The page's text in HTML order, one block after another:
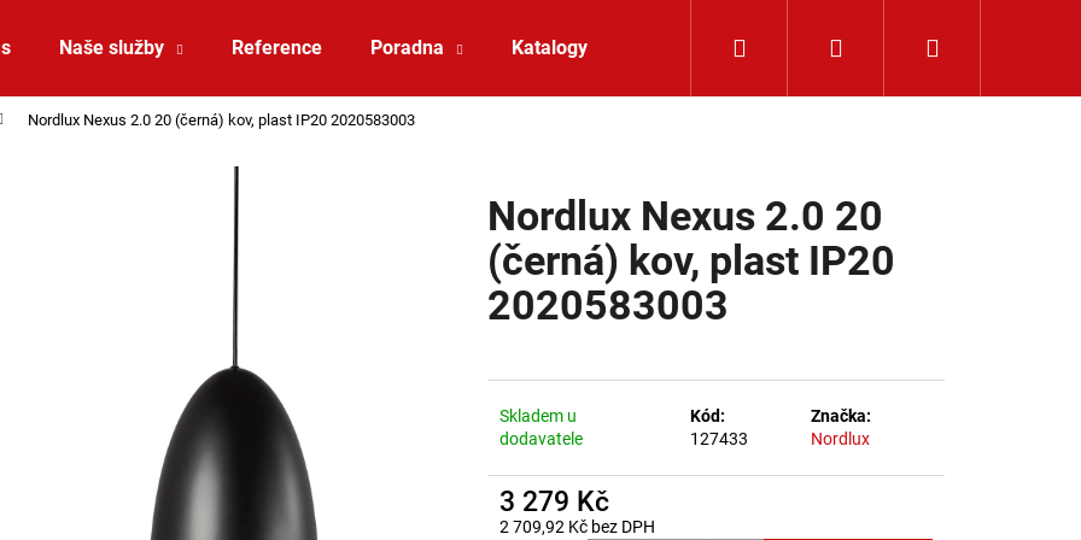
Naše služby Reference Poradna Katalogy Přihlášení
Nordlux Nexus 2.0 20 (černá) kov, plast IP20 2020583003
Nordlux Nexus 2.0 20
(černá) kov, plast IP20
2020583003
Skladem u
dodavatele
Kód:
127433
Značka:
Nordlux
3 279 Kč
2 709,92 Kč bez DPH
Co potřebujete najít?
Doporučujeme
ZÁVĚSNÉ SVÍTIDLO RANDO THIN
SAUNA LED PÁSEK 24V RGBW 9,6W IP65